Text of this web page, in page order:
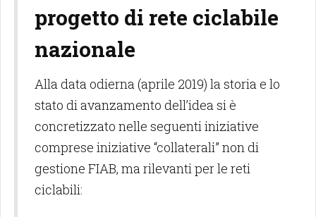
progetto di rete ciclabile
nazionale
Alla data odierna (aprile 2019) la storia e lo
stato di avanzamento dell’idea si è
concretizzato nelle seguenti iniziative
comprese iniziative “collaterali” non di
gestione FIAB, ma rilevanti per le reti
ciclabili: